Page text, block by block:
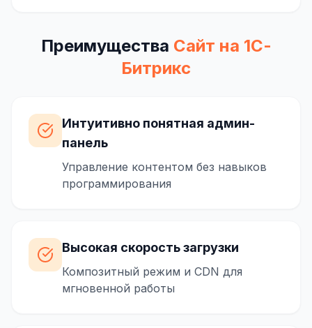
Преимущества Сайт на 1С-
Битрикс
Интуитивно понятная админ-
панель
Управление контентом без навыков
программирования
Высокая скорость загрузки
Композитный режим и CDN для
мгновенной работы